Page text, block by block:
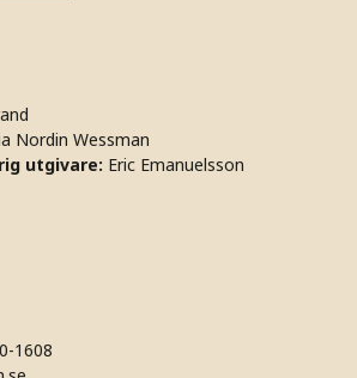
Nordin Wessman
utgivare: Eric Emanuelsson
1608